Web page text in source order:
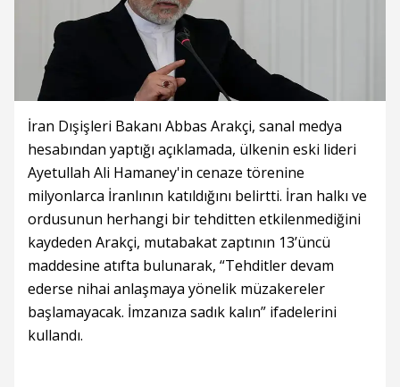
İran Dışişleri Bakanı Abbas Arakçi, sanal medya
hesabından yaptığı açıklamada, ülkenin eski lideri
Ayetullah Ali Hamaney'in cenaze törenine
milyonlarca İranlının katıldığını belirtti. İran halkı ve
ordusunun herhangi bir tehditten etkilenmediğini
kaydeden Arakçi, mutabakat zaptının 13’üncü
maddesine atıfta bulunarak, “Tehditler devam
ederse nihai anlaşmaya yönelik müzakereler
başlamayacak. İmzanıza sadık kalın” ifadelerini
kullandı.